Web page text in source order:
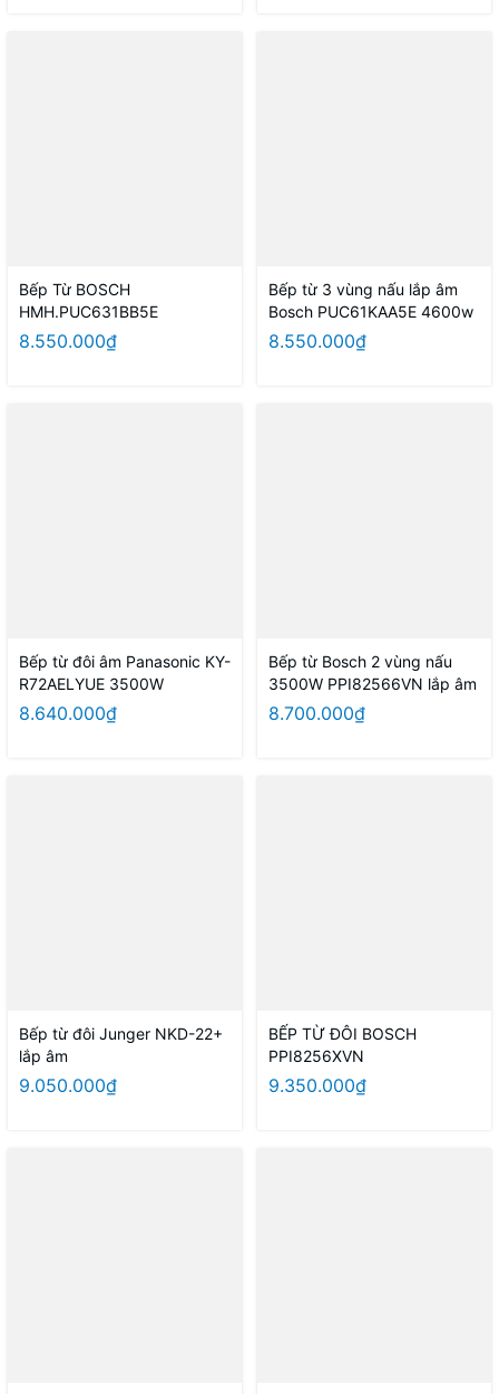
Bếp Từ BOSCH
HMH.PUC631BB5E
8.550.000₫
Bếp từ 3 vùng nấu lắp âm
Bosch PUC61KAA5E 4600w
8.550.000₫
Bếp từ đôi âm Panasonic KY-
R72AELYUE 3500W
8.640.000₫
Bếp từ Bosch 2 vùng nấu
3500W PPI82566VN lắp âm
8.700.000₫
Bếp từ đôi Junger NKD-22+
lắp âm
9.050.000₫
BẾP TỪ ĐÔI BOSCH
PPI8256XVN
9.350.000₫